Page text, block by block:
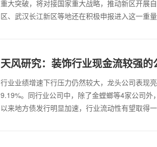
重大突破，将对接国家重大战略，推动新区开展
区、武汉长江新区等地还在积极申报进入这一重
天风研究：装饰行业现金流较强
行业业绩增速下行压力仍然较大，龙头公司表现
9.19%。同行业公司中，除了金螳螂等4家公司
以来地方债发行明显加速，行业流动性有望取得